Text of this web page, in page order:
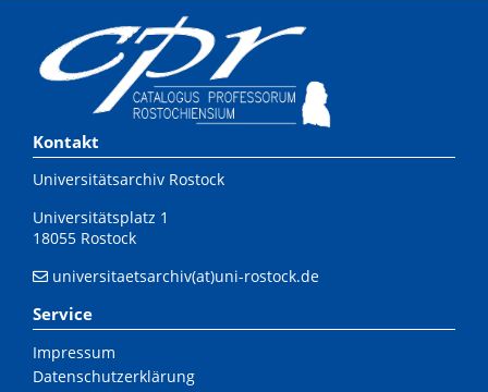
Kontakt
Universitätsarchiv Rostock
Universitätsplatz 1
18055 Rostock
universitaetsarchiv(at)uni-rostock.de
Service
Impressum
Datenschutzerklärung